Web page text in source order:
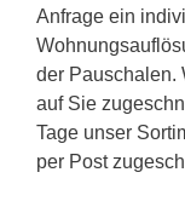
Anfrage ein
der Pauschalen.
auf Sie
Tage unser
per Post